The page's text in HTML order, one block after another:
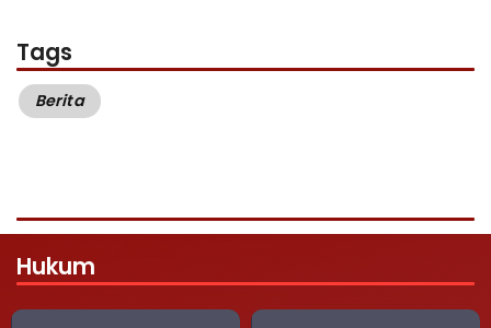
Tags
Berita
Hukum